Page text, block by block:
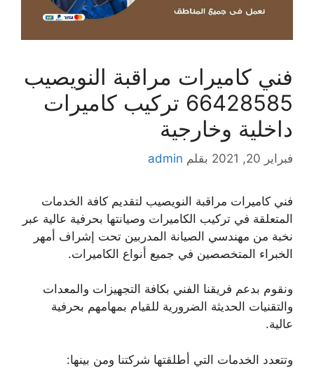
فني كاميرات مراقبة النويصيب
66428585 تركيب كاميرات
داخلية وخارجية
فبراير 20, 2021 بقلم admin
فني كاميرات مراقبة النويصيب لتقديم كافة الخدمات
المتعلقة في تركيب الكاميرات وصيانتها بحرفية عالية عبر
نخبة من مهندسي الصيانة المدربين تحت إشراف أمهر
الخبراء المتخصصين في جميع أنواع الكاميرات.
ونقوم بدعم فريقنا الفني بكافة التجهيزات والمعدات
والتقنيات الحديثة الضرورية للقيام بمهامهم بحرفية
عالية.
وتتعدد الخدمات التي أطلقتها شركتنا ومن بينها: